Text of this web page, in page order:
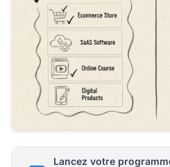
Lancez votre